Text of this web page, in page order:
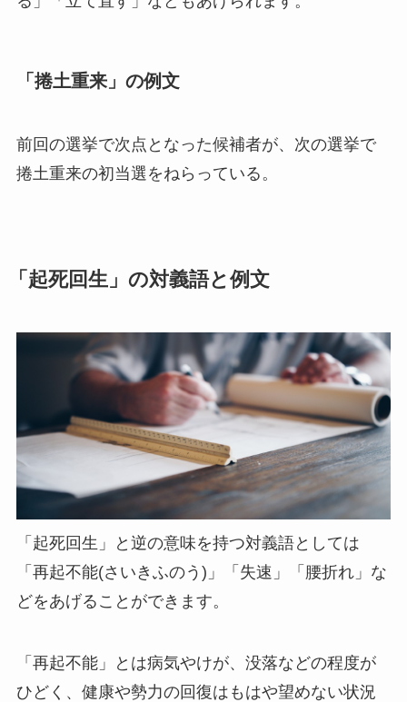
「捲土重来」の例文
前回の選挙で次点となった候補者が、次の選挙で
捲土重来の初当選をねらっている。
「起死回生」の対義語と例文
「起死回生」と逆の意味を持つ対義語としては
「再起不能(さいきふのう)」「失速」「腰折れ」な
どをあげることができます。
「再起不能」とは病気やけが、没落などの程度が
ひどく、健康や勢力の回復はもはや望めない状況